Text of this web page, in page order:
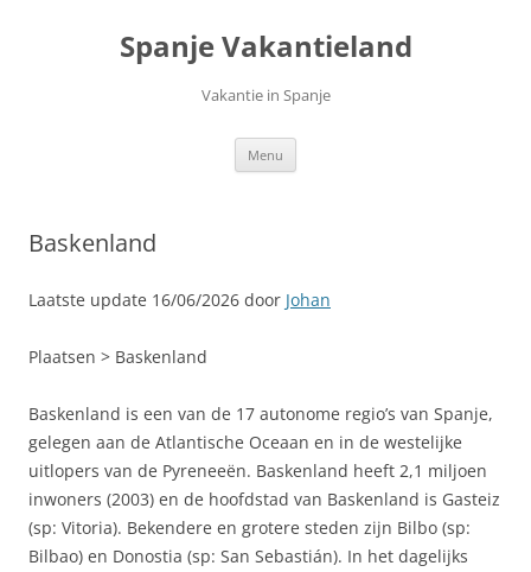
Spanje Vakantieland
Vakantie in Spanje
Menu
Baskenland
Laatste update 16/06/2026 door Johan
Plaatsen > Baskenland
Baskenland is een van de 17 autonome regio’s van Spanje,
gelegen aan de Atlantische Oceaan en in de westelijke
uitlopers van de Pyreneeën. Baskenland heeft 2,1 miljoen
inwoners (2003) en de hoofdstad van Baskenland is Gasteiz
(sp: Vitoria). Bekendere en grotere steden zijn Bilbo (sp:
Bilbao) en Donostia (sp: San Sebastián). In het dagelijks